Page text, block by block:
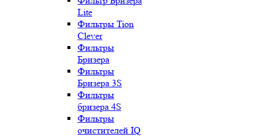
Lite
Фильтры Tion
Clever
Фильтры
Бризера
Фильтры
Бризера 3S
Фильтры
бризера 4S
Фильтры
очистителей IQ